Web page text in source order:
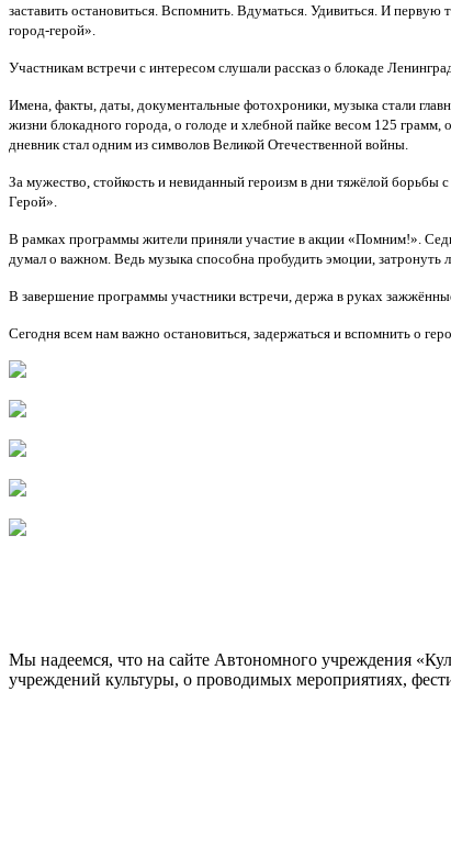
заставить остановиться. Вспомнить. Вдуматься. Удивиться. И
город-герой».
Участникам встречи с интересом слушали рассказ о блокаде
Имена, факты, даты, документальные фотохроники, музыка стали
жизни блокадного города, о голоде и хлебной пайке весом 125
дневник стал одним из символов Великой Отечественной войны.
За мужество, стойкость и невиданный героизм в дни тяжёлой
Герой».
В рамках программы жители приняли участие в акции «Помним!».
думал о важном. Ведь музыка способна пробудить эмоции, затронуть
В завершение программы участники встречи, держа в руках
Сегодня всем нам важно остановиться, задержаться и вспомнить о
Мы надеемся, что на сайте Автономного учреждения
учреждений культуры, о проводимых мероприятиях,